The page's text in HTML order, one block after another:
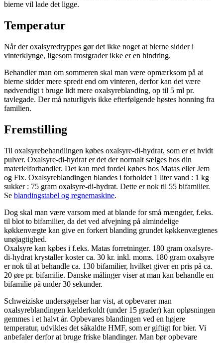
bierne vil lade det ligge.
Temperatur
Når der oxalsyredryppes gør det ikke noget at bierne sidder i
vinterklynge, ligesom frostgrader ikke er en hindring.
Behandler man om sommeren skal man være opmærksom på at
bierne sidder mere spredt end om vinteren, derfor kan det være
nødvendigt t bruge lidt mere oxalsyreblanding, op til 5 ml pr.
tavlegade. Der må naturligvis ikke efterfølgende høstes honning fra
familien.
Fremstilling
Til oxalsyrebehandlingen købes oxalsyre-di-hydrat, som er et hvidt
pulver. Oxalsyre-di-hydrat er det der normalt sælges hos din
materielforhandler. Det kan med fordel købes hos Matas eller Jem
og Fix. Oxalsyreblandingen blandes i forholdet 1 liter vand : 1 kg
sukker : 75 gram oxalsyre-di-hydrat. Dette er nok til 55 bifamilier.
Se blandingstabel og regnemaskine.
Dog skal man være varsom med at blande for små mængder, f.eks.
til blot to bifamilier, da det ved afvejning på almindelige
køkkenvægte kan give en forkert blanding grundet køkkenvægtenes
unøjagtighed.
Oxalsyre kan købes i f.eks. Matas forretninger. 180 gram oxalsyre-
di-hydrat krystaller koster ca. 30 kr. inkl. moms. 180 gram oxalsyre
er nok til at behandle ca. 130 bifamilier, hvilket giver en pris på ca.
20 øre pr. bifamilie. Danske målinger viser at man kan behandle en
bifamilie på under 30 sekunder.
Schweiziske undersøgelser har vist, at opbevarer man
oxalsyreblandingen kælderkoldt (under 15 grader) kan opløsningen
gemmes i et halvt år. Opbevares blandingen ved en højere
temperatur, udvikles det såkaldte HMF, som er giftigt for bier. Vi
anbefaler derfor at bruge friske blandinger. Man bør opbevare